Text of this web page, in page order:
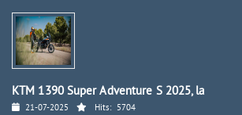
KTM 1390 Super Adventure S 2025, la
21-07-2025 Hits: 5704